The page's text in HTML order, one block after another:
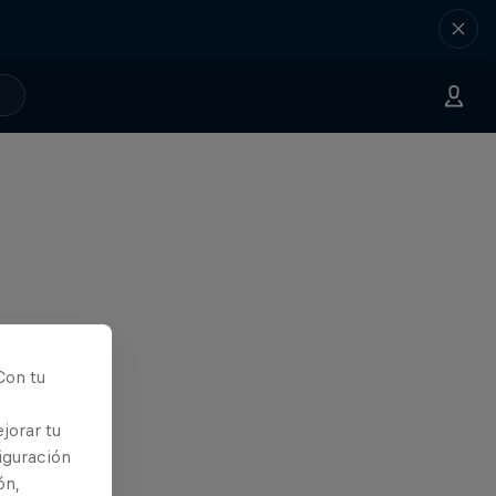
tu
tu